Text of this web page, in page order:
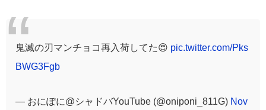
鬼滅の刃マンチョコ再入荷してた😍 pic.twitter.com/Pks
BWG3Fgb
— おにぽに@シャドバYouTube (@oniponi_811G) Nov